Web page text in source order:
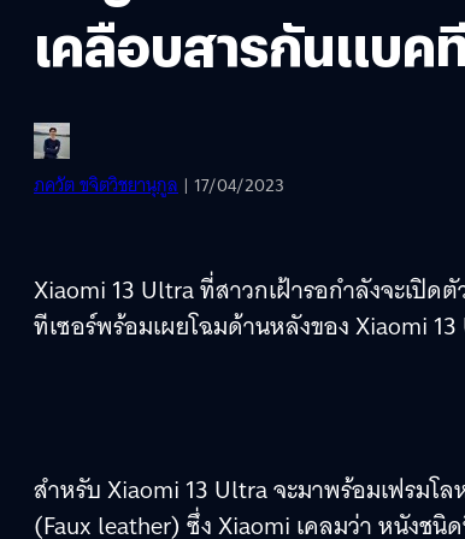
เคลือบสารกันแบค
ภควัต ขจิตวิชยานุกูล | 17/04/2023
Xiaomi 13 Ultra ที่สาวกเฝ้ารอกำลังจะเปิ
ทีเซอร์พร้อมเผยโฉมด้านหลังของ Xiaomi
สำหรับ Xiaomi 13 Ultra จะมาพร้อมเฟรมโ
(Faux leather) ซึ่ง Xiaomi เคลมว่า หนังช